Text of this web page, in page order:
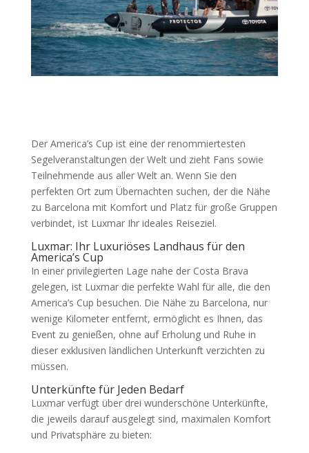
Der America’s Cup ist eine der renommiertesten
Segelveranstaltungen der Welt und zieht Fans sowie
Teilnehmende aus aller Welt an. Wenn Sie den
perfekten Ort zum Übernachten suchen, der die Nähe
zu Barcelona mit Komfort und Platz für große Gruppen
verbindet, ist Luxmar Ihr ideales Reiseziel.
Luxmar: Ihr Luxuriöses Landhaus für den
America’s Cup
In einer privilegierten Lage nahe der Costa Brava
gelegen, ist Luxmar die perfekte Wahl für alle, die den
America’s Cup besuchen. Die Nähe zu Barcelona, nur
wenige Kilometer entfernt, ermöglicht es Ihnen, das
Event zu genießen, ohne auf Erholung und Ruhe in
dieser exklusiven ländlichen Unterkunft verzichten zu
müssen.
Unterkünfte für Jeden Bedarf
Luxmar verfügt über drei wunderschöne Unterkünfte,
die jeweils darauf ausgelegt sind, maximalen Komfort
und Privatsphäre zu bieten: